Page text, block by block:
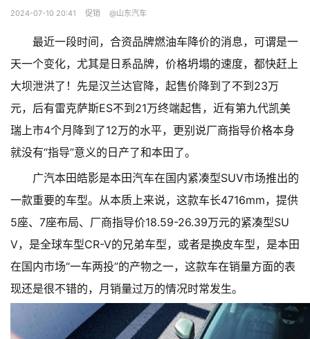
2024-07-10 20:41 促销 @山东汽车
最近一段时间，合资品牌燃油车降价的消息，可谓是一
天一个变化，尤其是日系品牌，价格坍塌的速度，都快赶上
大坝泄洪了！先是汉兰达官降，起售价降到了不到23万
元，后有雷克萨斯ES不到21万终端起售，近有第九代凯美
瑞上市4个月降到了12万的水平，更别说厂商指导价格本身
就没有“指导”意义的日产了和本田了。
广汽本田皓影是本田汽车在国内紧凑型SUV市场推出的
一款重要的车型。从本质上来说，这款车长4716mm，提供
5座、7座布局、厂商指导价18.59-26.39万元的紧凑型SU
V，是全球车型CR-V的兄弟车型，或者是换皮车型，是本田
在国内市场“一车两投”的产物之一，这款车在销量方面的表
现还是很不错的，月销量过万的情况时常发生。